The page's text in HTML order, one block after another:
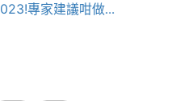
專家建議咁做...